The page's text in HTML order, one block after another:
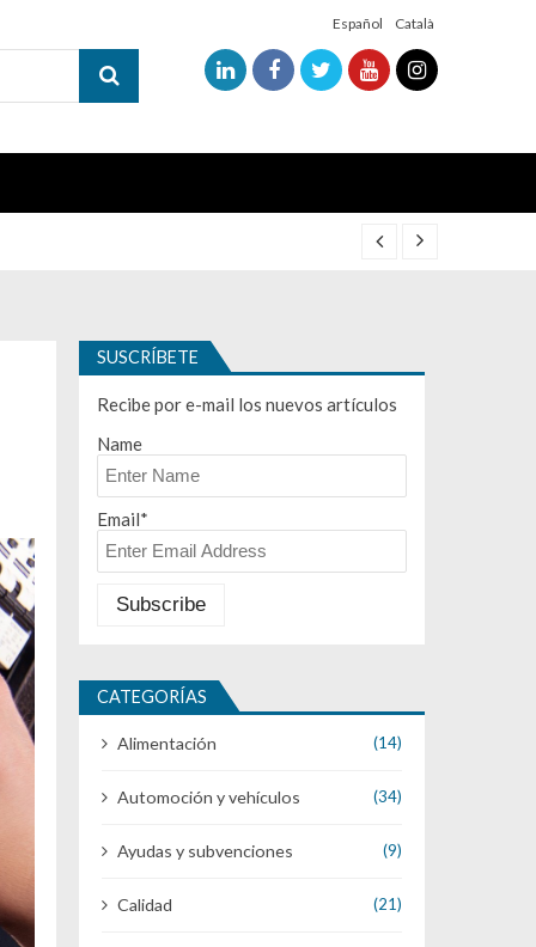
Español Català
SUSCRÍBETE
Recibe por e-mail los nuevos artículos
Name
Email*
CATEGORÍAS
Alimentación (14)
Automoción y vehículos (34)
Ayudas y subvenciones (9)
Calidad (21)